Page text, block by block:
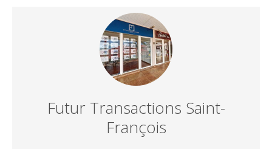
Futur Transactions Saint-
François